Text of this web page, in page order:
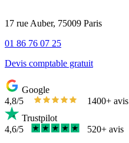
17 rue Auber, 75009 Paris
01 86 76 07 25
Devis comptable gratuit
Google
4,8/5
1400+ avis
Trustpilot
4,6/5
520+ avis